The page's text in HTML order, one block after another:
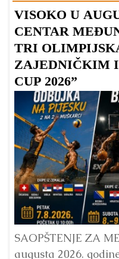
VISOKO U
CENTAR
TRI
ZAJEDNIČKIM
CUP 2026”
SAOPŠTENJE ZA
augusta 2026.